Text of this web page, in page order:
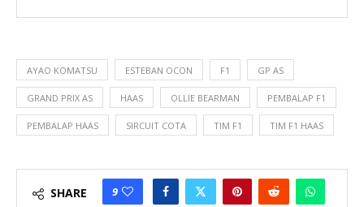
AYAO KOMATSU ESTEBAN OCON F1 GP AS
GRAND PRIX AS HAAS OLLIE BEARMAN PEMBALAP F1
PEMBALAP HAAS SIRCUIT COTA TIM F1 TIM F1 HAAS
SHARE 9